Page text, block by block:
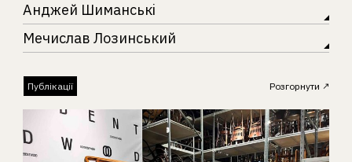
Анджей Шиманські
Мечислав Лозинський
Розгорнути
Публікації